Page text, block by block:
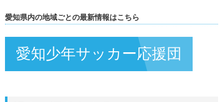
愛知県内の地域ごとの最新情報はこちら
愛知少年サッカー応援団